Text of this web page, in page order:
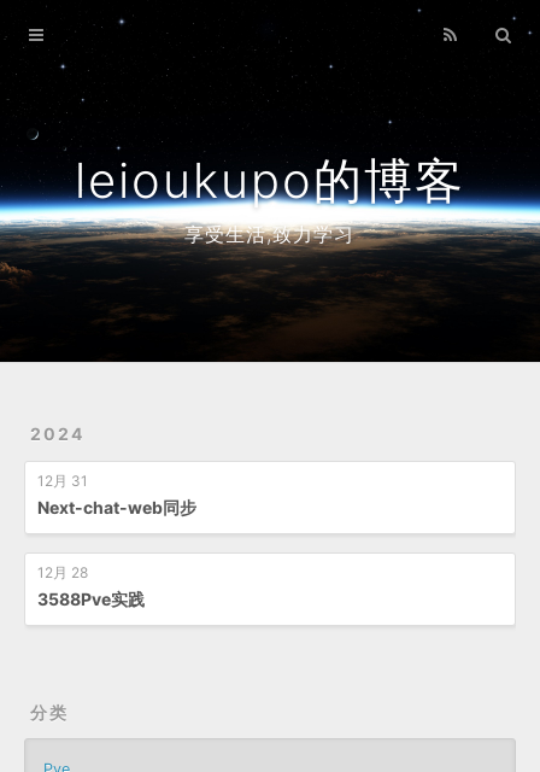
leioukupo的博客
享受生活,致力学习
2024
12月 31
Next-chat-web同步
12月 28
3588Pve实践
分类
Home